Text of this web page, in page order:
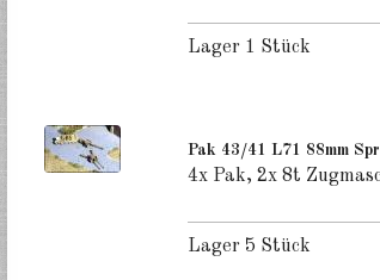
Lager 1 Stück
Pak 43/41 L71 88mm
4x Pak, 2x 8t
Lager 5 Stück